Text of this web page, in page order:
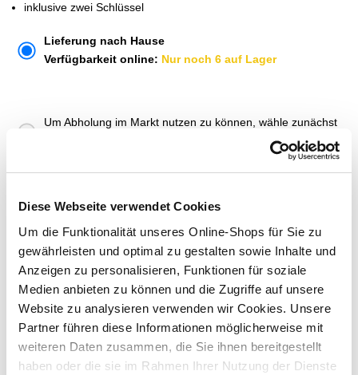
Diese Webseite verwendet Cookies
Um die Funktionalität unseres Online-Shops für Sie zu
gewährleisten und optimal zu gestalten sowie Inhalte und
Anzeigen zu personalisieren, Funktionen für soziale
Medien anbieten zu können und die Zugriffe auf unsere
Website zu analysieren verwenden wir Cookies. Unsere
Partner führen diese Informationen möglicherweise mit
weiteren Daten zusammen, die Sie ihnen bereitgestellt
haben oder die sie im Rahmen Ihrer Nutzung der Dienste
inklusive zwei Schlüssel
Lieferung nach Hause
Verfügbarkeit online: Nur noch 6 auf Lager
Um Abholung im Markt nutzen zu können, wähle zunächst
Jetzt prüfen und Markt auswählen
In den Warenkorb
Merken
ZUBEHÖR UND PASSENDE ARTIKEL: